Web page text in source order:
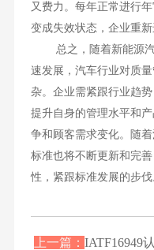
又费力。每年正常进行
变成失效状态，企业重
总之，随着新能源汽
速发展，汽车行业对质
杂。企业需紧跟行业趋
提升自身的管理水平和
争和顾客需求变化。随
标准也将不断更新和完
性，紧跟标准发展的步伐
上一篇：IATF16949